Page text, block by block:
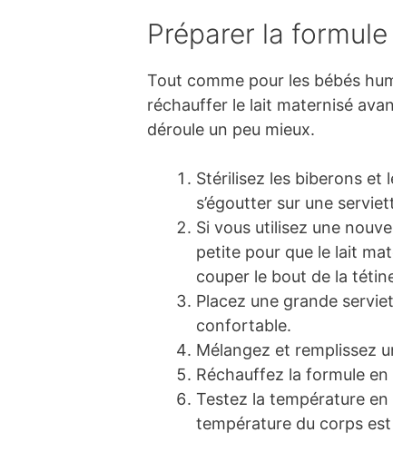
Préparer la formule
Tout comme pour les bébés
réchauffer le lait maternisé
déroule un peu mieux.
Stérilisez les biberons et
s’égoutter sur une
Si vous utilisez une
petite pour que le lait
couper le bout de la
Placez une grande
confortable.
Mélangez et remplissez
Réchauffez la formule en
Testez la température en
température du corps